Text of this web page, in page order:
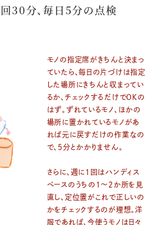
30分、毎日5分の点検
モノの指定席がきちんと決まっ
ていたら、毎日の片づけは指定
した場所にきちんと収まってい
るか、チェックするだけでOKの
はず。ずれているモノ、ほかの
場所に置かれているモノがあ
れば元に戻すだけの作業なの
で、5分とかかりません。
さらに、週に1回はハンディス
ペースのうちの1〜2か所を見
直し、定位置がこれで正しいの
かをチェックするのが理想。洋
服であれば、今使うモノは日々